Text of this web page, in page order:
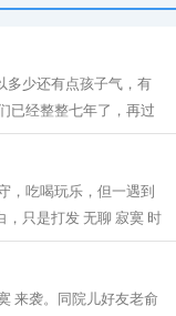
多少还有点孩子气，有
已经整整七年了，再过
，吃喝玩乐，但一遇到
，只是打发 无聊 寂寞 时
来袭。同院儿好友老俞